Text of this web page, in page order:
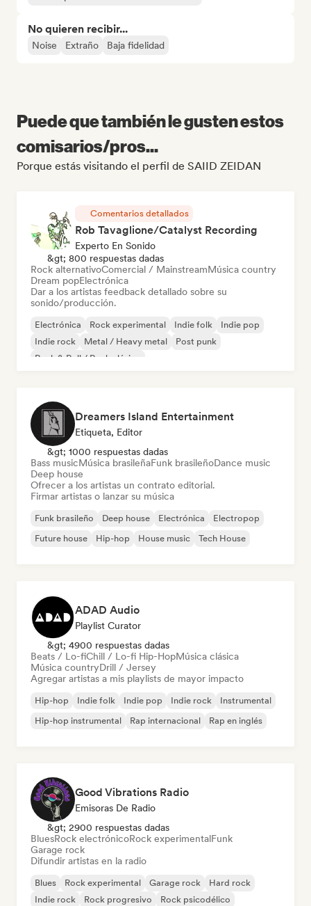
No quieren recibir...
Noise Extraño Baja fidelidad
Puede que también le gusten estos
comisarios/pros...
Porque estás visitando el perfil de SAIID ZEIDAN
Comentarios detallados
Rob Tavaglione/Catalyst Recording
Experto En Sonido
&gt; 800 respuestas dadas
Rock alternativoComercial / MainstreamMúsica country
Dream popElectrónica
Dar a los artistas feedback detallado sobre su
sonido/producción.
Electrónica Rock experimental Indie folk
Indie pop
Indie rock
Metal / Heavy metal
Post punk
Rock & Roll / Rock clásico
Dreamers Island Entertainment
Etiqueta, Editor
&gt; 1000 respuestas dadas
Bass musicMúsica brasileñaFunk brasileñoDance music
Deep house
Ofrecer a los artistas un contrato editorial.
Firmar artistas o lanzar su música
Funk brasileño Deep house Electrónica
Electropop
Future house
Hip-hop House music Tech House
ADAD Audio
Playlist Curator
&gt; 4900 respuestas dadas
Beats / Lo-fiChill / Lo-fi Hip-HopMúsica clásica
Música countryDrill / Jersey
Agregar artistas a mis playlists de mayor impacto
Hip-hop Indie folk Indie pop Indie rock
Instrumental
Hip-hop instrumental
Rap internacional Rap en inglés
Good Vibrations Radio
Emisoras De Radio
&gt; 2900 respuestas dadas
BluesRock electrónicoRock experimentalFunk
Garage rock
Difundir artistas en la radio
Blues Rock experimental Garage rock
Hard rock
Indie rock
Rock progresivo
Rock psicodélico